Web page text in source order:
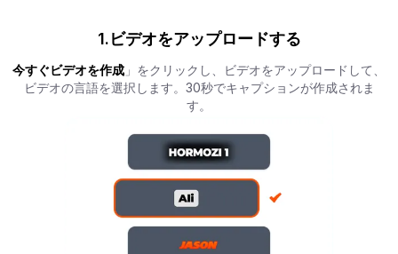
1.ビデオをアップロードする
今すぐビデオを作成 」をクリックし、ビデオをアップロードして、
ビデオの言語を選択します。30秒でキャプションが作成されま
す。